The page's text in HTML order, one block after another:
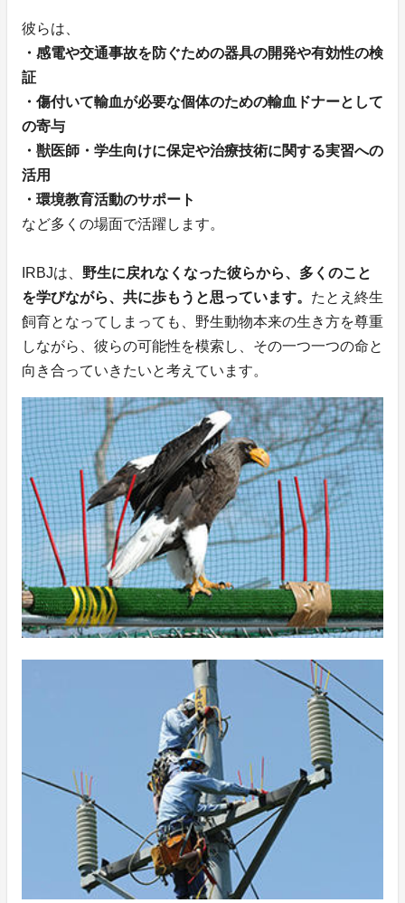
彼らは、
・感電や交通事故を防ぐための器具の開発や有効性の検
証
・傷付いて輸血が必要な個体のための輸血ドナーとして
の寄与
・獣医師・学生向けに保定や治療技術に関する実習への
活用
・環境教育活動のサポート
など多くの場面で活躍します。
IRBJは、 野生に戻れなくなった彼らから、多くのこと
を学びながら、共に歩もうと思っています。 たとえ終生
飼育となってしまっても、野生動物本来の生き方を尊重
しながら、彼らの可能性を模索し、その一つ一つの命と
向き合っていきたいと考えています。